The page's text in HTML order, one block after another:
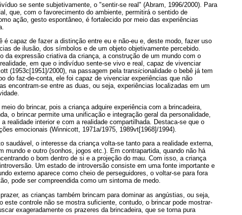
se sente subjetivamente, o "sentir-se real" (Abram, 1996/2000). Para
que, com o favorecimento do ambiente, permitirá o sentido de
ação, gesto espontâneo, é fortalecido por meio das experiências
é capaz de fazer a distinção entre eu e não-eu e, deste modo, fazer uso
de ilusão, dos símbolos e de um objeto objetivamente percebido.
da expressão criativa da criança, a construção de um mundo com o
em que o indivíduo sente-se vivo e real, capaz de vivenciar
(1953c[1951]/2000), na passagem pela transicionalidade o bebê já tem
do faz-de-conta, ele foi capaz de vivenciar experiências que não
encontram-se entre as duas, ou seja, experiências localizadas em um
do brincar, pois a criança adquire experiência com a brincadeira,
o brincar permite uma unificação e integração geral da personalidade,
realidade interior e com a realidade compartilhada. Destaca-se que o
emocionais (Winnicott, 1971a/1975, 1989vt[1968]/1994).
saudável, o interesse da criança volta-se tanto para a realidade externa,
mundo e outro (sonhos, jogos etc.). Em contrapartida, quando não há
o bom dentro de si e a projeção do mau. Com isso, a criança
Um estado de introversão consiste em uma fonte importante e
externo aparece como cheio de perseguidores, o voltar-se para fora
pode ser compreendida como um sintoma de medo.
as crianças também brincam para dominar as angústias, ou seja,
controle não se mostra suficiente, contudo, o brincar pode mostrar-
exageradamente os prazeres da brincadeira, que se torna pura